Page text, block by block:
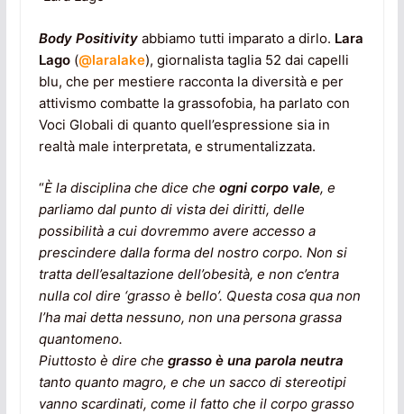
Body Positivityabbiamo tutti imparato a dirlo. Lara
Lago (@laralake), giornalista taglia 52 dai capelli
blu, che per mestiere racconta la diversità e per
attivismo combatte la grassofobia, ha parlato con
Voci Globali di quanto quell’espressione sia in
realtà male interpretata, e strumentalizzata.
“È la disciplina che dice che ogni corpo vale, e
parliamo dal punto di vista dei diritti, delle
possibilità a cui dovremmo avere accesso a
prescindere dalla forma del nostro corpo. Non si
tratta dell’esaltazione dell’obesità, e non c’entra
nulla col dire ‘grasso è bello’. Questa cosa qua non
l’ha mai detta nessuno, non una persona grassa
quantomeno.
Piuttosto è dire che grasso è una parola neutra
tanto quanto magro, e che un sacco di stereotipi
vanno scardinati, come il fatto che il corpo grasso